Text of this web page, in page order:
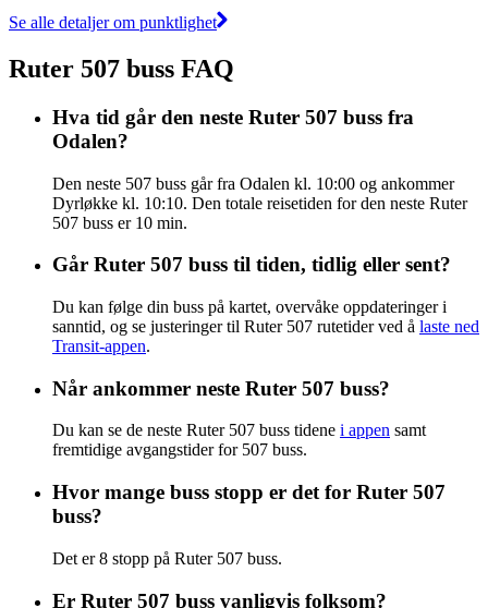
Se alle detaljer om punktlighet
Ruter 507 buss FAQ
Hva tid går den neste Ruter 507 buss fra
Odalen?
Den neste 507 buss går fra Odalen kl. 10:00 og ankommer
Dyrløkke kl. 10:10. Den totale reisetiden for den neste Ruter
507 buss er 10 min.
Går Ruter 507 buss til tiden, tidlig eller sent?
Du kan følge din buss på kartet, overvåke oppdateringer i
sanntid, og se justeringer til Ruter 507 rutetider ved å laste ned
Transit-appen.
Når ankommer neste Ruter 507 buss?
Du kan se de neste Ruter 507 buss tidene i appen samt
fremtidige avgangstider for 507 buss.
Hvor mange buss stopp er det for Ruter 507
buss?
Det er 8 stopp på Ruter 507 buss.
Er Ruter 507 buss vanligvis folksom?